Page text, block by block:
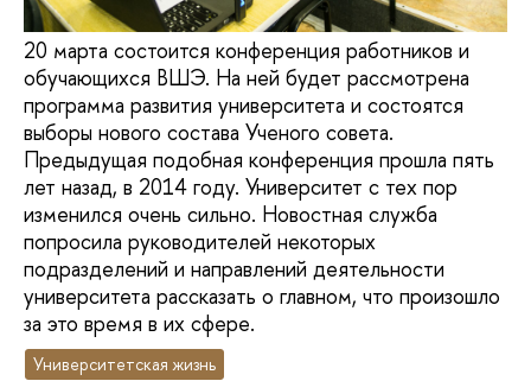
20 марта состоится конференция работников и
обучающихся ВШЭ. На ней будет рассмотрена
программа развития университета и состоятся
выборы нового состава Ученого совета.
Предыдущая подобная конференция прошла пять
лет назад, в 2014 году. Университет с тех пор
изменился очень сильно. Новостная служба
попросила руководителей некоторых
подразделений и направлений деятельности
университета рассказать о главном, что произошло
за это время в их сфере.
Университетская жизнь